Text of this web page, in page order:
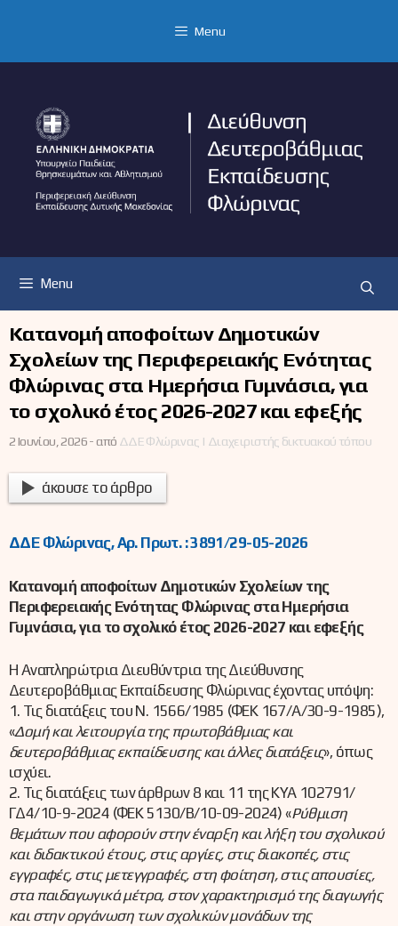
Menu
Menu
Κατανομή αποφοίτων Δημοτικών
Σχολείων της Περιφερειακής Ενότητας
Φλώρινας στα Ημερήσια Γυμνάσια, για
το σχολικό έτος 2026-2027 και εφεξής
2 Ιουνίου, 2026 -από ΔΔΕ Φλώρινας | Διαχειριστής δικτυακού τόπου
άκουσε το άρθρο
ΔΔΕ Φλώρινας, Αρ. Πρωτ. : 3891/29-05-2026
Κατανομή αποφοίτων Δημοτικών Σχολείων της
Περιφερειακής Ενότητας Φλώρινας στα Ημερήσια
Γυμνάσια, για το σχολικό έτος 2026-2027 και εφεξής
Η Αναπληρώτρια Διευθύντρια της Διεύθυνσης
Δευτεροβάθμιας Εκπαίδευσης Φλώρινας έχοντας υπόψη:
1. Τις διατάξεις του Ν. 1566/1985 (ΦΕΚ 167/Α/30-9-1985),
«Δομή και λειτουργία της πρωτοβάθμιας και
δευτεροβάθμιας εκπαίδευσης και άλλες διατάξεις», όπως
ισχύει.
2. Τις διατάξεις των άρθρων 8 και 11 της ΚΥΑ 102791/
ΓΔ4/10-9-2024 (ΦΕΚ 5130/Β/10-09-2024) «Ρύθμιση
θεμάτων που αφορούν στην έναρξη και λήξη του σχολικού
και διδακτικού έτους, στις αργίες, στις διακοπές, στις
εγγραφές, στις μετεγγραφές, στη φοίτηση, στις απουσίες,
στα παιδαγωγικά μέτρα, στον χαρακτηρισμό της διαγωγής
και στην οργάνωση των σχολικών μονάδων της